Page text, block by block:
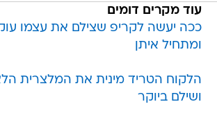
עוד מקרים דומים
ככה יעשה לקריפ שצילם את עצמו
ומתחיל איתן
הלקוח הטריד מינית את המלצרית
ושילם ביוקר